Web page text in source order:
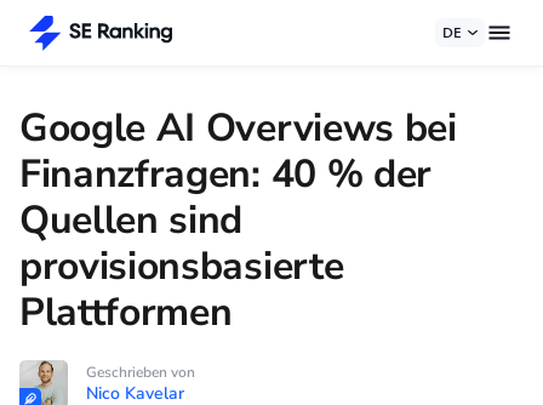
DE
Google AI Overviews bei
Finanzfragen: 40 % der
Quellen sind
provisionsbasierte
Plattformen
Geschrieben von
Nico Kavelar